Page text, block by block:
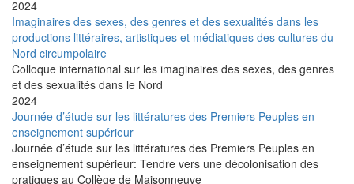
2024
Imaginaires des sexes, des genres et des sexualités dans les
productions littéraires, artistiques et médiatiques des cultures du
Nord circumpolaire
Colloque international sur les imaginaires des sexes, des genres
et des sexualités dans le Nord
2024
Journée d’étude sur les littératures des Premiers Peuples en
enseignement supérieur
Journée d’étude sur les littératures des Premiers Peuples en
enseignement supérieur: Tendre vers une décolonisation des
pratiques au Collège de Maisonneuve